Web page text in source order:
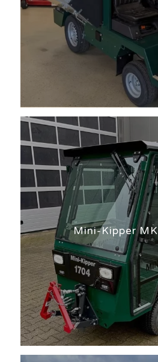
Mini-Kipper